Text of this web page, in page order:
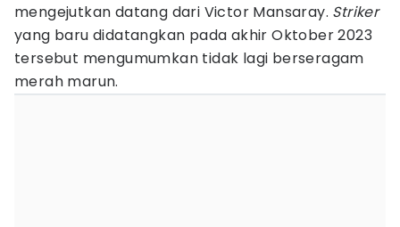
mengejutkan datang dari Victor Mansaray. Striker
yang baru didatangkan pada akhir Oktober 2023
tersebut mengumumkan tidak lagi berseragam
merah marun.